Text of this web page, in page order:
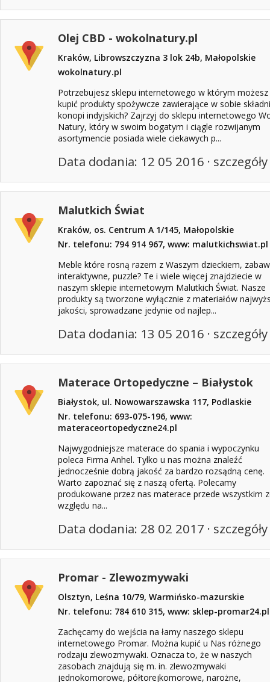
Olej CBD - wokolnatury.pl
Kraków, Librowszczyzna 3 lok 24b, Małopolskie
wokolnatury.pl
Potrzebujesz sklepu internetowego w którym możesz
kupić produkty spożywcze zawierające w sobie
konopi indyjskich? Zajrzyj do sklepu internetowego
Natury, który w swoim bogatym i ciągle rozwijanym
asortymencie posiada wiele ciekawych p...
Data dodania: 12 05 2016 ·
Malutkich Świat
Kraków, os. Centrum A 1/145, Małopolskie
Nr. telefonu: 794 914 967, www: malutkichswiat.pl
Meble które rosną razem z Waszym dzieckiem,
interaktywne, puzzle? Te i wiele więcej znajdziecie w
naszym sklepie internetowym Malutkich Świat. Nasze
produkty są tworzone wyłącznie z materiałów
jakości, sprowadzane jedynie od najlep...
Data dodania: 13 05 2016 ·
Materace Ortopedyczne – Białystok
Białystok, ul. Nowowarszawska 117, Podlaskie
Nr. telefonu: 693-075-196, www:
materaceortopedyczne24.pl
Najwygodniejsze materace do spania i wypoczynku
poleca Firma Anhel. Tylko u nas można znaleźć
jednocześnie dobrą jakość za bardzo rozsądną cenę.
Warto zapoznać się z naszą ofertą. Polecamy
produkowane przez nas materace przede wszystkim
względu na...
Data dodania: 28 02 2017 ·
Promar - Zlewozmywaki
Olsztyn, Leśna 10/79, Warmińsko-mazurskie
Nr. telefonu: 784 610 315, www: sklep-promar24.pl
Zachęcamy do wejścia na łamy naszego sklepu
internetowego Promar. Można kupić u Nas różnego
rodzaju zlewozmywaki. Oznacza to, że w naszych
zasobach znajdują się m. in. zlewozmywaki
jednokomorowe, półtorejkomorowe, narożne,